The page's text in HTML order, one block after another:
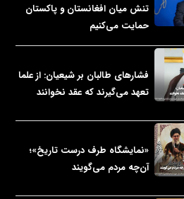
تنش میان افغانستان و پاکستان
حمایت می‌کنیم
فشارهای طالبان بر شیعیان: از علما
تعهد می‌گیرند که عقد نخوانند
«نمایشگاه طرف درست تاریخ»؛
آن‌چه مردم می‌گویند